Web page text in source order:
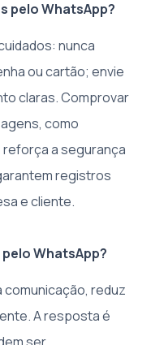
pelo WhatsApp?
nunca
ou cartão; envie
claras. Comprovar
como
a segurança
registros
e cliente.
WhatsApp?
reduz
A resposta é
ser